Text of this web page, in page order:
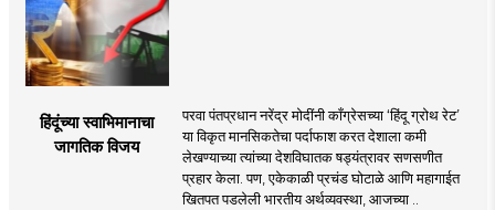
हिंदूंच्या स्वाभिमानाचा
जागतिक विजय
परवा पंतप्रधान नरेंद्र मोदींनी काँग्रेसच्या ‘हिंदू ग्रोथ रेट’
या विकृत मानसिकतेचा पर्दाफाश करत देशाला कमी
लेखण्याच्या त्यांच्या देशविघातक षड्यंत्रावर सणसणीत
प्रहार केला. पण, एकेकाळी प्रचंड घोटाळे आणि महागाईत
खितपत पडलेली भारतीय अर्थव्यवस्था, आजच्या ..